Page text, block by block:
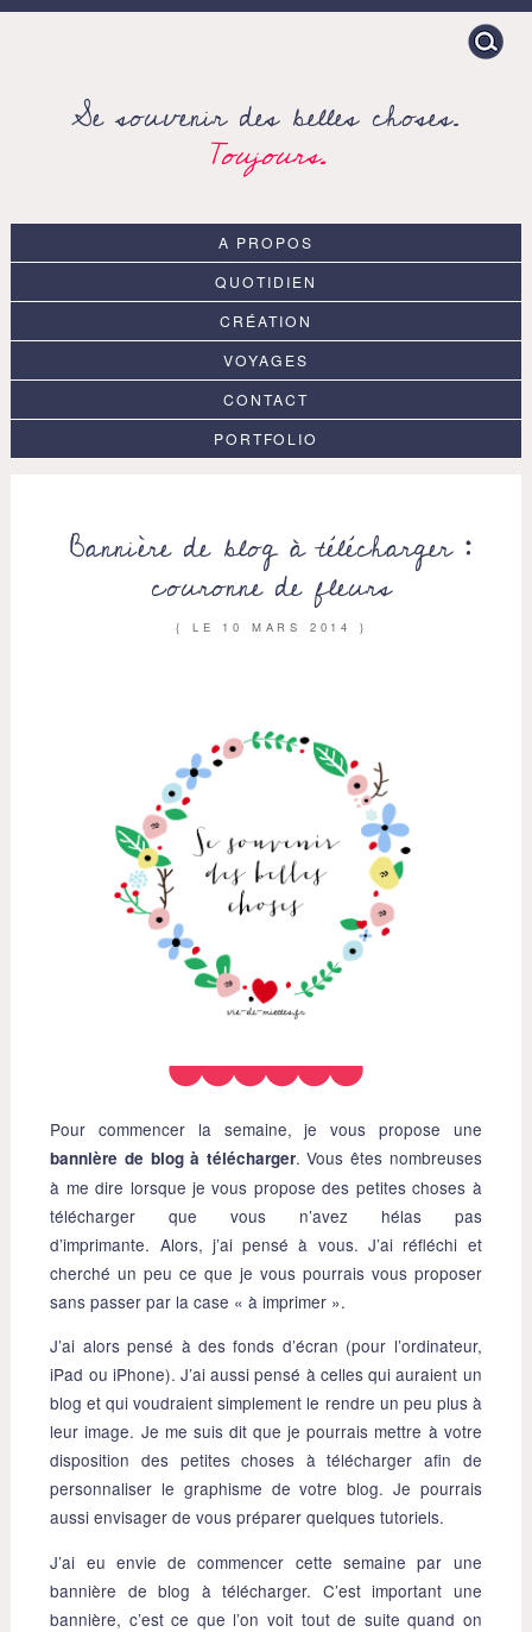
Search
for:
Se souvenir des belles choses.
Toujours.
A PROPOS
QUOTIDIEN
CRÉATION
VOYAGES
CONTACT
PORTFOLIO
Bannière de blog à télécharger :
couronne de fleurs
{ LE 10 MARS 2014 }
Pour commencer la semaine, je vous propose une
bannière de blog à télécharger. Vous êtes nombreuses
à me dire lorsque je vous propose des petites choses à
télécharger que vous n’avez hélas pas
d’imprimante. Alors, j’ai pensé à vous. J’ai réfléchi et
cherché un peu ce que je vous pourrais vous proposer
sans passer par la case « à imprimer ».
J’ai alors pensé à des fonds d’écran (pour l’ordinateur,
iPad ou iPhone). J’ai aussi pensé à celles qui auraient un
blog et qui voudraient simplement le rendre un peu plus à
leur image. Je me suis dit que je pourrais mettre à votre
disposition des petites choses à télécharger afin de
personnaliser le graphisme de votre blog. Je pourrais
aussi envisager de vous préparer quelques tutoriels.
J’ai eu envie de commencer cette semaine par une
bannière de blog à télécharger. C’est important une
bannière, c’est ce que l’on voit tout de suite quand on